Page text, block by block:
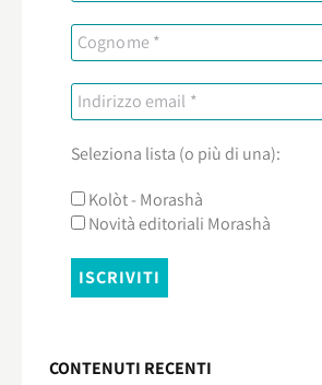
Seleziona lista (o più di una):
Kolòt - Morashà
Novità editoriali Morashà
CONTENUTI RECENTI